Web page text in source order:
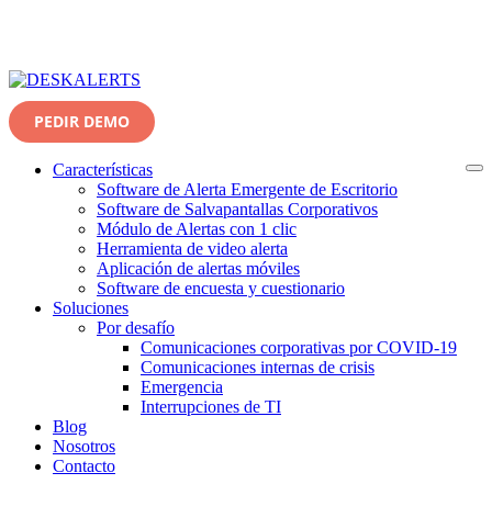
PEDIR DEMO
Características
Software de Alerta Emergente de Escritorio
Software de Salvapantallas Corporativos
Módulo de Alertas con 1 clic
Herramienta de video alerta
Aplicación de alertas móviles
Software de encuesta y cuestionario
Soluciones
Por desafío
Comunicaciones corporativas por COVID-19
Comunicaciones internas de crisis
Emergencia
Interrupciones de TI
Blog
Nosotros
Contacto